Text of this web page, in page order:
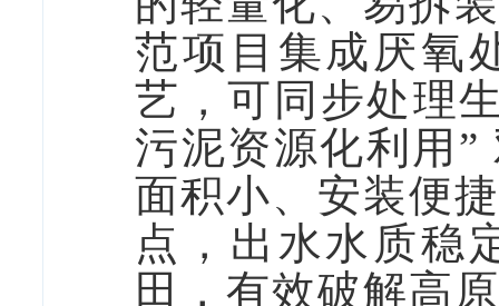
范项目集成厌氧
艺，可同步处理
污泥资源化利用
面积小、安装便
点，出水水质稳
田，有效破解高